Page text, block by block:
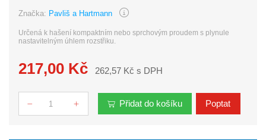
Značka: Pavliš a Hartmann
Určená k hašení kompaktním nebo sprchovým proudem s plynule
nastavitelným úhlem rozstřiku.
217,00 Kč 262,57 Kč s DPH
Počet Přidat do košíku Poptat